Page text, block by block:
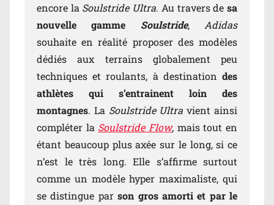
encore la Soulstride Ultra. Au travers desa
nouvelle gamme Soulstride, Adidas
souhaite en réalité proposer des modèles
dédiés aux terrains globalement peu
techniques et roulants, à destination des
athlètes qui s’entrainent loin des
montagnes. La Soulstride Ultra vient ainsi
compléter la Soulstride Flow, mais tout en
étant beaucoup plus axée sur le long, si ce
n’est le très long. Elle s’affirme surtout
comme un modèle hyper maximaliste, qui
se distingue parson gros amorti et par le